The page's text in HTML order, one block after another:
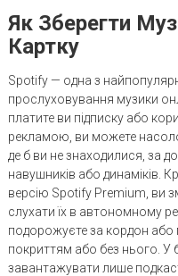
Як Зберегти
Картку
Spotify — одна з
прослуховування музики
платите ви підписку або
рекламою, ви можете
де б ви не знаходилися, за
навушників або динаміків.
версію Spotify Premium, ви
слухати їх в автономному
подорожуєте за кордон або
покриттям або без нього. У
завантажувати лише